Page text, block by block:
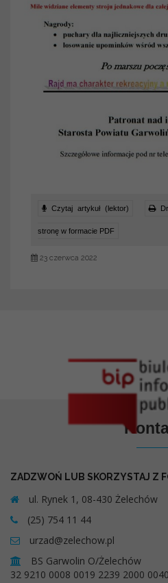
Czytaj artykuł (lektor)
stronę w formacie PDF
23 czerwca 2022
ZADZWOŃ LUB SKORZYSTAJ Z
ul. Rynek 1, 08-430 Żelechów
(25) 754 11 44
urzad@zelechow.pl
BS Garwolin O/Żelechów
32 9210 0008 0019 2239 2000 0040